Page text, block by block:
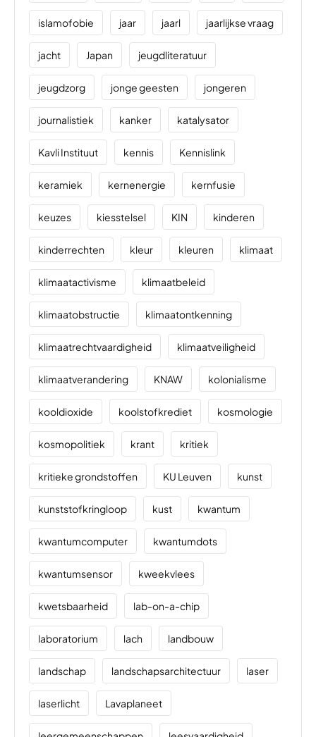
islamofobie jaar jaarl jaarlijkse vraag
jacht Japan jeugdliteratuur
jeugdzorg jonge geesten jongeren
journalistiek kanker katalysator
Kavli Instituut kennis Kennislink
keramiek kernenergie kernfusie
keuzes kiesstelsel KIN kinderen
kinderrechten kleur kleuren klimaat
klimaatactivisme klimaatbeleid
klimaatobstructie klimaatontkenning
klimaatrechtvaardigheid klimaatveiligheid
klimaatverandering KNAW kolonialisme
kooldioxide koolstofkrediet kosmologie
kosmopolitiek krant kritiek
kritieke grondstoffen KU Leuven kunst
kunststofkringloop kust kwantum
kwantumcomputer kwantumdots
kwantumsensor kweekvlees
kwetsbaarheid lab-on-a-chip
laboratorium lach landbouw
landschap landschapsarchitectuur laser
laserlicht Lavaplaneet